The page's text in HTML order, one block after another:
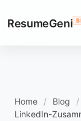
ResumeGeni
Home
Blog
LinkedIn-